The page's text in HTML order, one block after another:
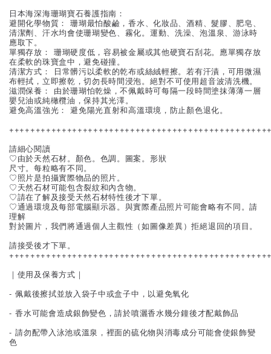
日本海深海珊瑚寶石養護指南：
避開化學物質： 珊瑚最怕酸鹼，香水、化妝品、酒精、髮膠、肥皂、
清潔劑、汗水均會使珊瑚變色、霧化。運動、洗澡、泡溫泉、游泳時
應取下。
單獨存放： 珊瑚硬度低，容易被金屬或其他硬寶石刮花。應單獨存放
在柔軟的珠寶盒中，避免碰撞。
清潔方式： 日常髒污以柔軟的乾布或絲絨輕擦。若有汗漬，可用微濕
布輕拭，立即擦乾，切勿長時間浸泡。絕對不可使用超音波清洗機。
滋潤保養： 由於珊瑚怕乾燥，不佩戴時可每隔一段時間塗抹薄薄一層
嬰兒油或純橄欖油，保持其光澤。
避免高溫強光： 避免陽光直射和高溫環境，防止顏色退化。
請細心閱讀
♡由於天然石材。顏色。色調。圖案。形狀
尺寸。每粒略有不同。
♡照片是拍攝實際物品的照片。
♡天然石材可能包含裂紋和內含物。
♡請在了解及接受天然石材特性後才下單。
♡通過環境及每部電腦顯示器。與實際產品照片可能會略有不同。請
理解
對於圖片，我們將通過個人主觀性（如圖像差異）拒絕退回的項目。
請接受後才下單。
｜使用及保養方式｜
- 佩戴後擦拭並放入袋子中或盒子中，以避免氧化
- 香水可能會造成銀飾變色，請於噴灑香水幾分鐘後才配戴飾品
- 請勿配帶入泳池或溫泉，裡面的硫化物與消毒成分可能會使銀飾變
色